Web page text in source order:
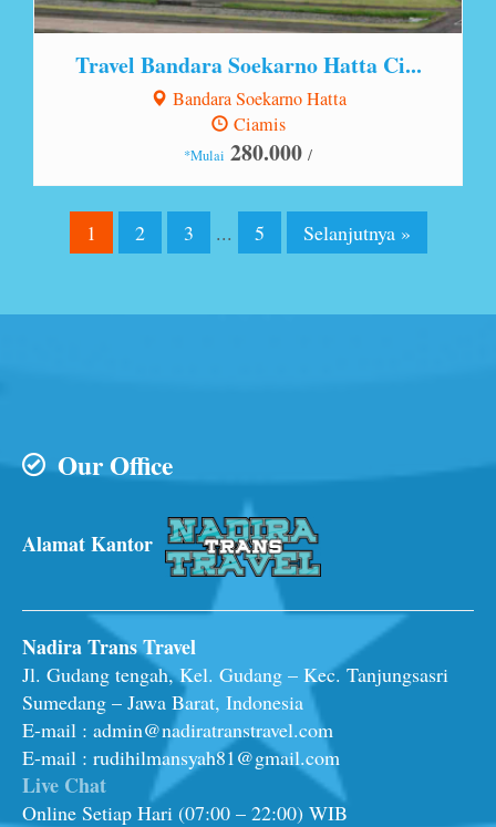
Travel Bandara Soekarno Hatta Ci...
Bandara Soekarno Hatta
Ciamis
*Mulai 280.000 /
1 2 3 ... 5 Selanjutnya »
Our Office
Alamat Kantor
Nadira Trans Travel
Jl. Gudang tengah, Kel. Gudang – Kec. Tanjungsasri
Sumedang – Jawa Barat, Indonesia
E-mail : admin@nadiratranstravel.com
E-mail : rudihilmansyah81@gmail.com
Live Chat
Online Setiap Hari (07:00 – 22:00) WIB